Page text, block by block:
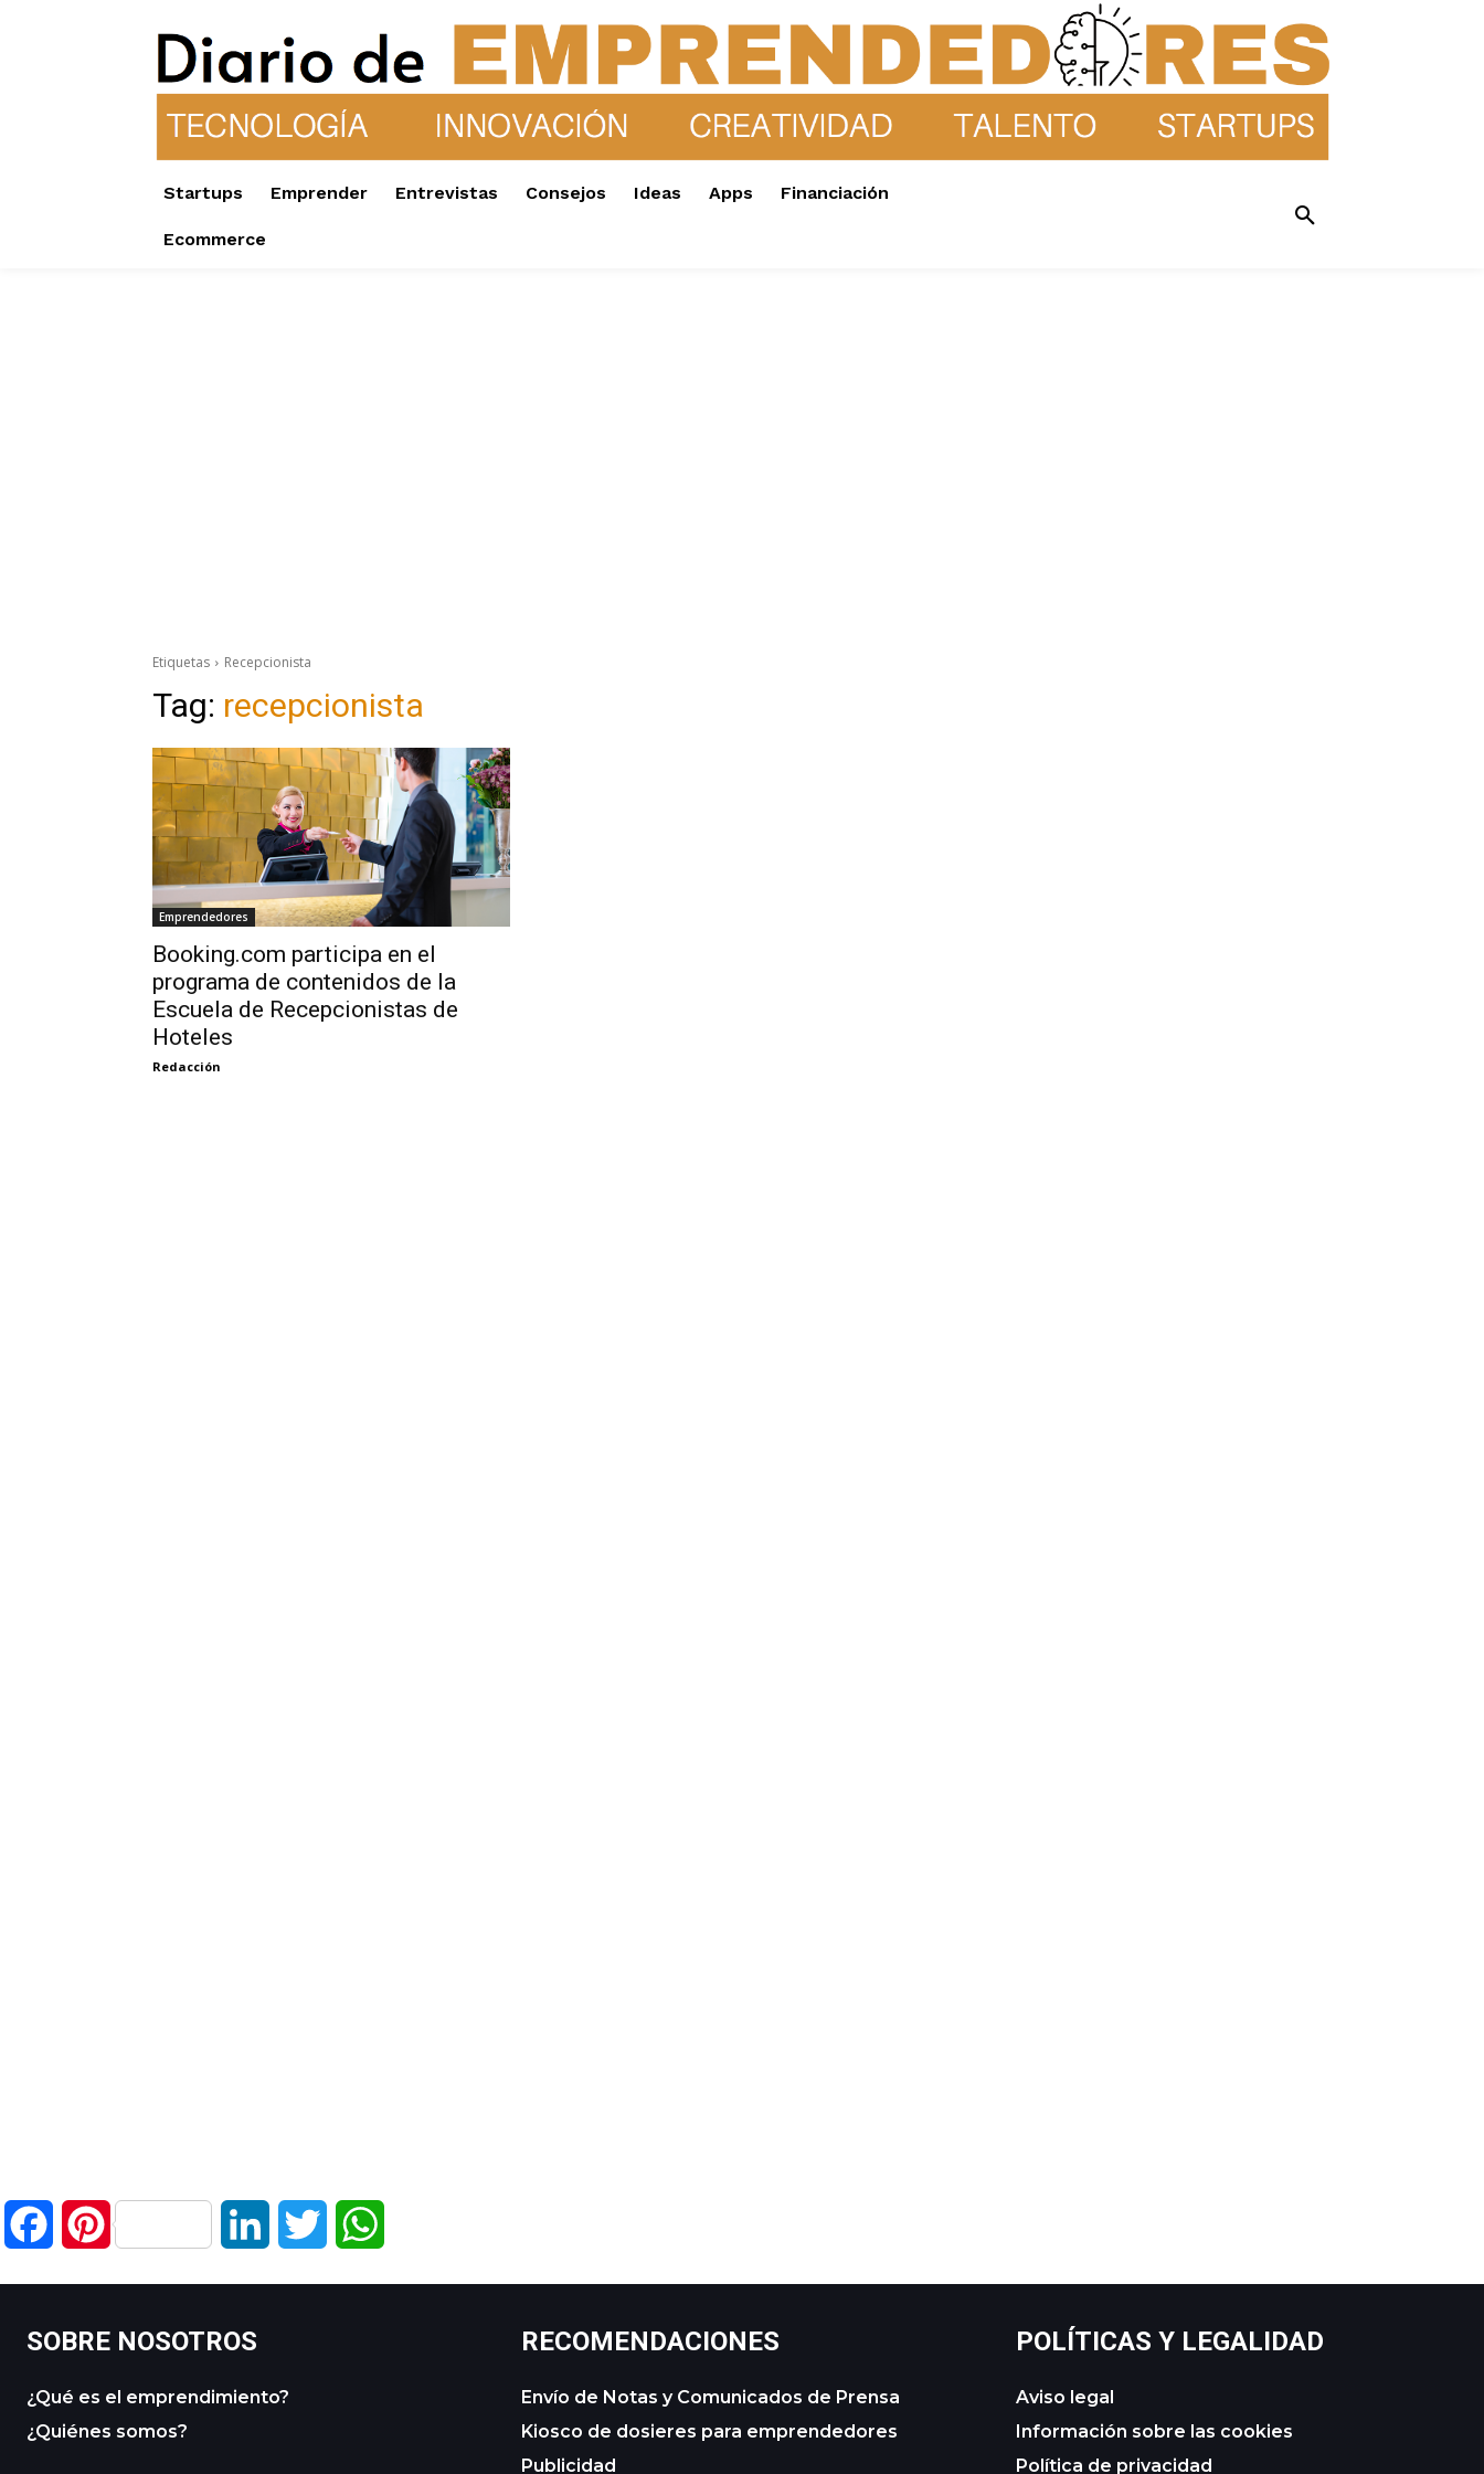
Startups Emprender Entrevistas Consejos Ideas Apps Financiación
Ecommerce
Etiquetas Recepcionista
Tag: recepcionista
Emprendedores
Booking.com participa en el
programa de contenidos de la
Escuela de Recepcionistas de
Hoteles
Redacción
FacebookPinterest LinkedIn Twitter
SOBRE NOSOTROS
¿Qué es el emprendimiento?
¿Quiénes somos?
RECOMENDACIONES
Envío de Notas y Comunicados de Prensa
Kiosco de dosieres para emprendedores
Publicidad
POLÍTICAS Y LEGALIDAD
Aviso legal
Información sobre las cookies
Política de privacidad